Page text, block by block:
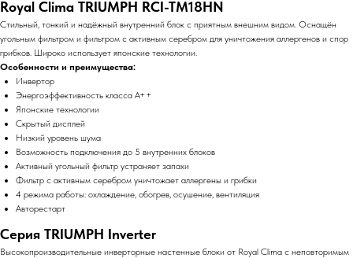
Royal Clima TRIUMPH RCI-TM18HN
Стильный, тонкий и надёжный внутренний блок с приятным внешним видом. Оснащён
угольным фильтром и фильтром с активным серебром для уничтожения аллергенов и спор
грибков. Широко использует японские технологии.
Особенности и преимущества:
Инвертор
Энергоэффективность класса A++
Японские технологии
Скрытый дисплей
Низкий уровень шума
Возможность подключения до 5 внутренних блоков
Активный угольный фильтр устраняет запахи
Фильтр с активным серебром уничтожает аллергены и грибки
4 режима работы: охлаждение, обогрев, осушение, вентиляция
Авторестарт
Серия TRIUMPH Inverter
Высокопроизводительные инверторные настенные блоки от Royal Clima с неповторимым